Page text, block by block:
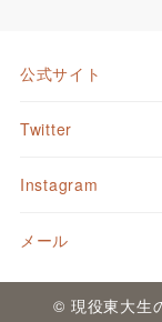
公式サイト
Twitter
Instagram
メール
© 現役東大生